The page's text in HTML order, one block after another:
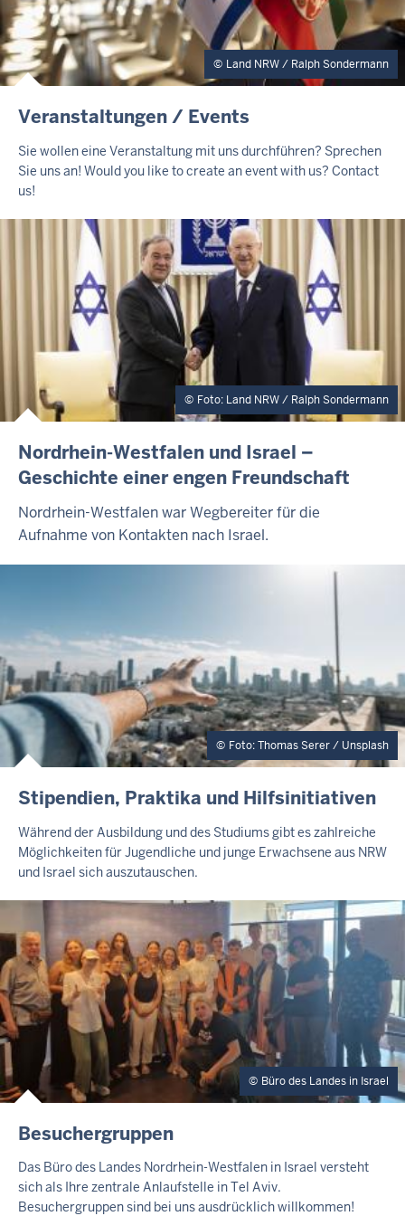
Land NRW / Ralph Sondermann
I
H
A
T
Veranstaltungen / Events
Sie wollen eine Veranstaltung mit uns durchführen? Sprechen
Sie uns an! Would you like to create an event with us? Contact
us!
Foto: Land NRW / Ralph Sondermann
I
H
L
T
S
Nordrhein-Westfalen und Israel –
Geschichte einer engen Freundschaft
Nordrhein-Westfalen war Wegbereiter für die
Aufnahme von Kontakten nach Israel.
Foto: Thomas Serer / Unsplash
I
H
A
T
E
I
E
Stipendien, Praktika und Hilfsinitiativen
Während der Ausbildung und des Studiums gibt es zahlreiche
Möglichkeiten für Jugendliche und junge Erwachsene aus NRW
und Israel sich auszutauschen.
Büro des Landes in Israel
I
H
A
Besuchergruppen
Das Büro des Landes Nordrhein-Westfalen in Israel versteht
sich als Ihre zentrale Anlaufstelle in Tel Aviv.
Besuchergruppen sind bei uns ausdrücklich willkommen!